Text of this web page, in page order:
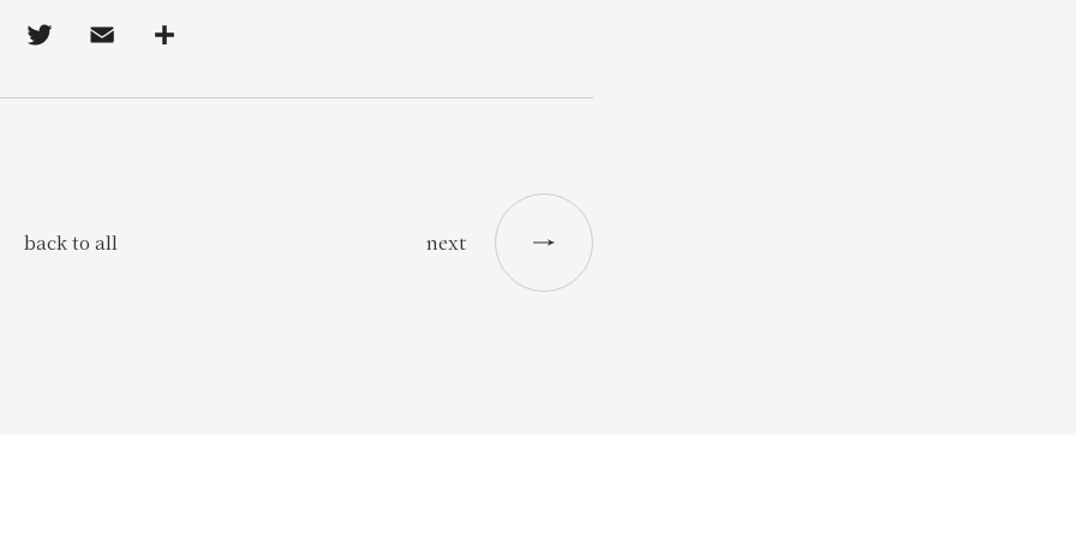
back to all next